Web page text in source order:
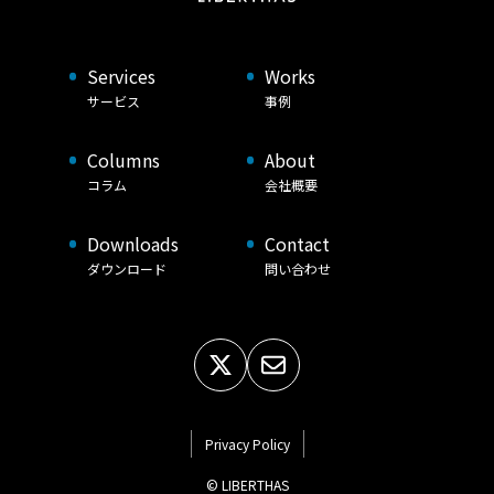
サービス
Services
事例
Works
コラム
Columns
会社概要
About
ダウンロード
Downloads
問い合わせ
Contact
Privacy Policy
© LIBERTHAS